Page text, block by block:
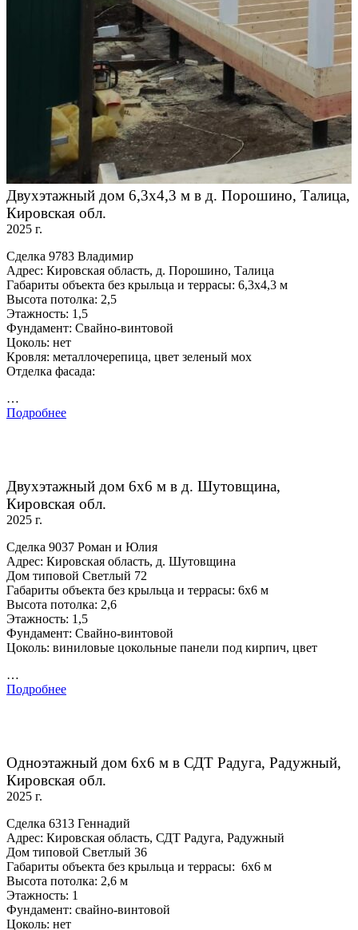
Двухэтажный дом 6,3х4,3 м в д. Порошино, Талица,
Кировская обл.
2025 г.
Сделка 9783 Владимир
Адрес: Кировская область, д. Порошино, Талица
Габариты объекта без крыльца и террасы: 6,3х4,3 м
Высота потолка: 2,5
Этажность: 1,5
Фундамент: Свайно-винтовой
Цоколь: нет
Кровля: металлочерепица, цвет зеленый мох
Отделка фасада:
…
Подробнее
Двухэтажный дом 6х6 м в д. Шутовщина,
Кировская обл.
2025 г.
Сделка 9037 Роман и Юлия
Адрес: Кировская область, д. Шутовщина
Дом типовой Светлый 72
Габариты объекта без крыльца и террасы: 6х6 м
Высота потолка: 2,6
Этажность: 1,5
Фундамент: Свайно-винтовой
Цоколь: виниловые цокольные панели под кирпич, цвет
…
Подробнее
Одноэтажный дом 6х6 м в СДТ Радуга, Радужный,
Кировская обл.
2025 г.
Сделка 6313 Геннадий
Адрес: Кировская область, СДТ Радуга, Радужный
Дом типовой Светлый 36
Габариты объекта без крыльца и террасы: 6х6 м
Высота потолка: 2,6 м
Этажность: 1
Фундамент: свайно-винтовой
Цоколь: нет